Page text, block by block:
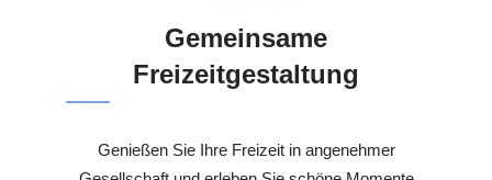
Gemeinsame
Freizeitgestaltung
Genießen Sie Ihre Freizeit in angenehmer